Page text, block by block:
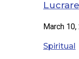
March
Spiritual